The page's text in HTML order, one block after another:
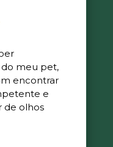
do meu pet,
encontrar
e
de olhos